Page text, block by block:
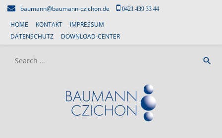
Skip
content
baumann@baumann-czichon.de 0421 439 33 44
HOME KONTAKT
IMPRESSUM
DATENSCHUTZ
DOWNLOAD-CENTER
Search
search